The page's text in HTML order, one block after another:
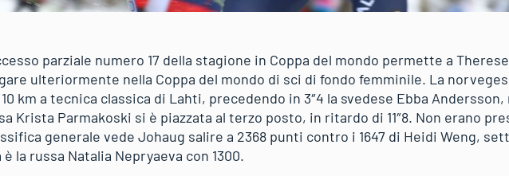
parziale numero 17 della stagione in Coppa del mondo permette a
ulteriormente nella Coppa del mondo di sci di fondo femminile. La
km a tecnica classica di Lahti, precedendo in 3″4 la svedese Ebba
Krista Parmakoski si è piazzata al terzo posto, in ritardo di 11″8. Non erano
generale vede Johaug salire a 2368 punti contro i 1647 di Heidi Weng,
la russa Natalia Nepryaeva con 1300.